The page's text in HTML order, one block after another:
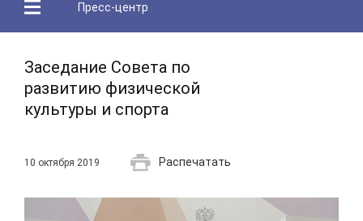
Пресс-центр
Заседание Совета по
развитию физической
культуры и спорта
10 октября 2019 Распечатать